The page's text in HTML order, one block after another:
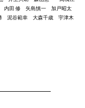
田 修 矢島慎一 加戸昭太
泥谷範幸 大森千歳 宇津木